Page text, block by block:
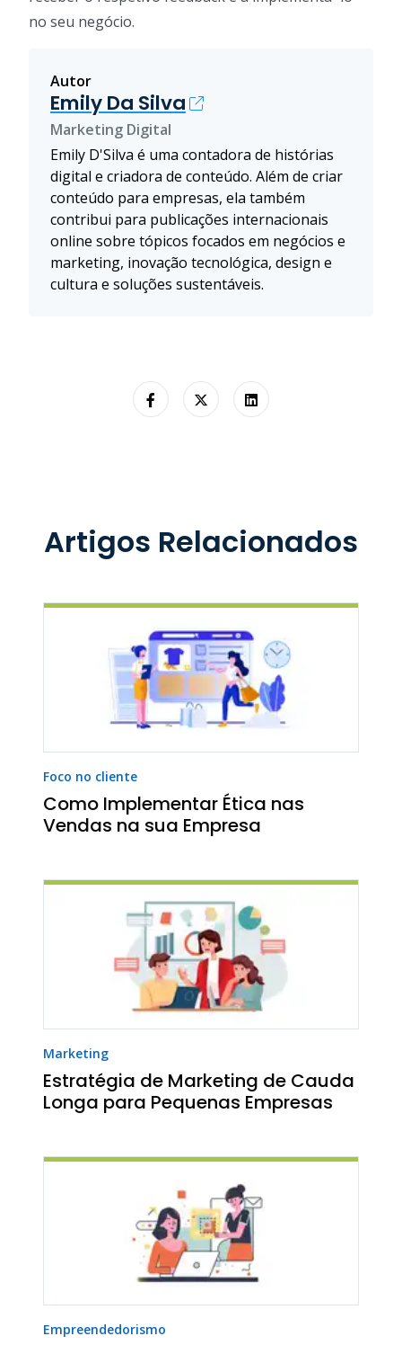
no seu negócio.
Autor
Emily Da Silva
Marketing Digital
Emily D'Silva é uma contadora de histórias
digital e criadora de conteúdo. Além de criar
conteúdo para empresas, ela também
contribui para publicações internacionais
online sobre tópicos focados em negócios e
marketing, inovação tecnológica, design e
cultura e soluções sustentáveis.
Artigos Relacionados
Foco no cliente
Como Implementar Ética nas
Vendas na sua Empresa
Marketing
Estratégia de Marketing de Cauda
Longa para Pequenas Empresas
Empreendedorismo